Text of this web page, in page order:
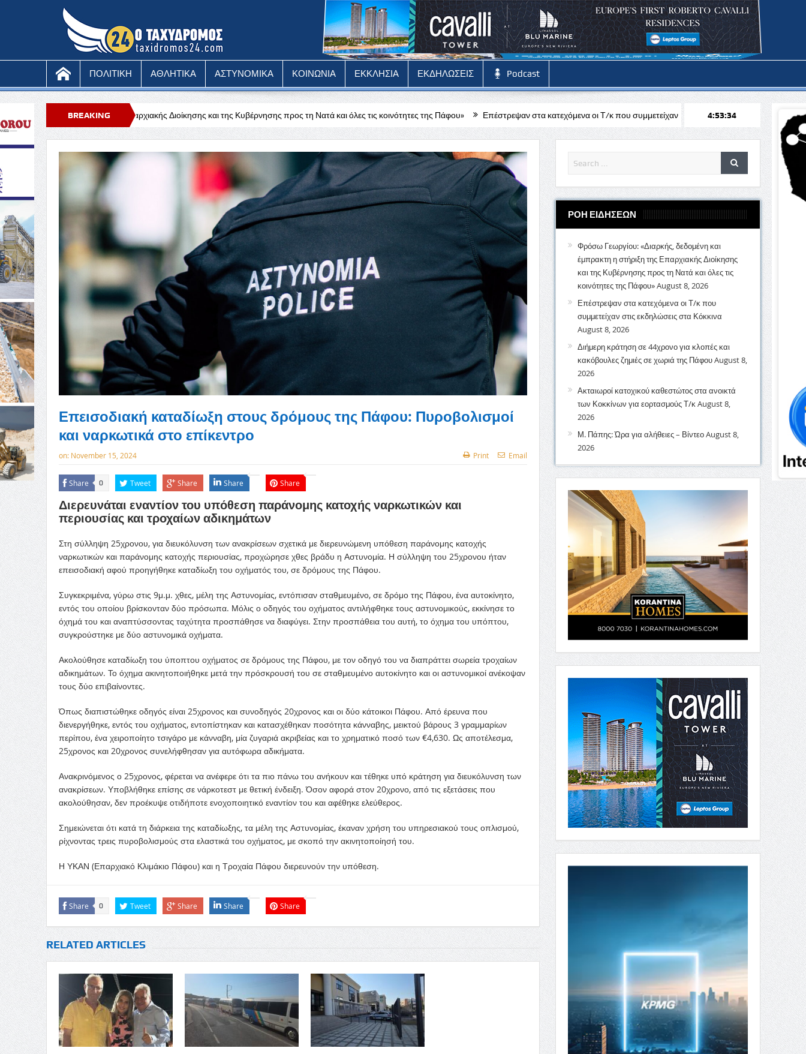
ΠΟΛΙΤΙΚΗ ΑΘΛΗΤΙΚΑ ΑΣΤΥΝΟΜΙΚΑ ΚΟΙΝΩΝΙΑ ΕΚΚΛΗΣΙΑ ΕΚΔΗΛΩΣΕΙΣ Podcast
BREAKING
NEWS
της Επαρχιακής Διοίκησης και της Κυβέρνησης προς τη Νατά και όλες τις κοινότητες της Πάφου» Επέστρεψαν στα κατεχόμενα οι Τ/κ που συμμετείχαν στις εκδηλώσεις στα Κόκκινα Διήμερη κράτηση
προειδοποίηση
4:53:36
Επεισοδιακή καταδίωξη στους δρόμους της Πάφου: Πυροβολισμοί
και ναρκωτικά στο επίκεντρο
on: November 15, 2024 Print Email
Share 0 Tweet Share Share Share
Διερευνάται εναντίον του υπόθεση παράνομης κατοχής ναρκωτικών και
περιουσίας και τροχαίων αδικημάτων
Στη σύλληψη 25χρονου, για διευκόλυνση των ανακρίσεων σχετικά με διερευνώμενη υπόθεση παράνομης κατοχής
ναρκωτικών και παράνομης κατοχής περιουσίας, προχώρησε χθες βράδυ η Αστυνομία. Η σύλληψη του 25χρονου ήταν
επεισοδιακή αφού προηγήθηκε καταδίωξη του οχήματός του, σε δρόμους της Πάφου.
Συγκεκριμένα, γύρω στις 9μ.μ. χθες, μέλη της Αστυνομίας, εντόπισαν σταθμευμένο, σε δρόμο της Πάφου, ένα αυτοκίνητο,
εντός του οποίου βρίσκονταν δύο πρόσωπα. Μόλις ο οδηγός του οχήματος αντιλήφθηκε τους αστυνομικούς, εκκίνησε το
όχημά του και αναπτύσσοντας ταχύτητα προσπάθησε να διαφύγει. Στην προσπάθεια του αυτή, το όχημα του υπόπτου,
συγκρούστηκε με δύο αστυνομικά οχήματα.
Ακολούθησε καταδίωξη του ύποπτου οχήματος σε δρόμους της Πάφου, με τον οδηγό του να διαπράττει σωρεία τροχαίων
αδικημάτων. Το όχημα ακινητοποιήθηκε μετά την πρόσκρουσή του σε σταθμευμένο αυτοκίνητο και οι αστυνομικοί ανέκοψαν
τους δύο επιβαίνοντες.
Όπως διαπιστώθηκε οδηγός είναι 25χρονος και συνοδηγός 20χρονος και οι δύο κάτοικοι Πάφου. Από έρευνα που
διενεργήθηκε, εντός του οχήματος, εντοπίστηκαν και κατασχέθηκαν ποσότητα κάνναβης, μεικτού βάρους 3 γραμμαρίων
περίπου, ένα χειροποίητο τσιγάρο με κάνναβη, μία ζυγαριά ακριβείας και το χρηματικό ποσό των €4,630. Ως αποτέλεσμα,
25χρονος και 20χρονος συνελήφθησαν για αυτόφωρα αδικήματα.
Ανακρινόμενος ο 25χρονος, φέρεται να ανέφερε ότι τα πιο πάνω του ανήκουν και τέθηκε υπό κράτηση για διευκόλυνση των
ανακρίσεων. Υποβλήθηκε επίσης σε νάρκοτεστ με θετική ένδειξη. Όσον αφορά στον 20χρονο, από τις εξετάσεις που
ακολούθησαν, δεν προέκυψε οτιδήποτε ενοχοποιητικό εναντίον του και αφέθηκε ελεύθερος.
Σημειώνεται ότι κατά τη διάρκεια της καταδίωξης, τα μέλη της Αστυνομίας, έκαναν χρήση του υπηρεσιακού τους οπλισμού,
ρίχνοντας τρεις πυροβολισμούς στα ελαστικά του οχήματος, με σκοπό την ακινητοποίησή του.
Η ΥΚΑΝ (Επαρχιακό Κλιμάκιο Πάφου) και η Τροχαία Πάφου διερευνούν την υπόθεση.
Share 0 Tweet Share Share Share
RELATED ARTICLES
ΡΟΗ ΕΙΔΗΣΕΩΝ
Φρόσω Γεωργίου: «Διαρκής, δεδομένη και
έμπρακτη η στήριξη της Επαρχιακής Διοίκησης
και της Κυβέρνησης προς τη Νατά και όλες τις
κοινότητες της Πάφου»August 8, 2026
Επέστρεψαν στα κατεχόμενα οι Τ/κ που
συμμετείχαν στις εκδηλώσεις στα Κόκκινα
August 8, 2026
Διήμερη κράτηση σε 44χρονο για κλοπές και
κακόβουλες ζημιές σε χωριά της ΠάφουAugust 8,
2026
Ακταιωροί κατοχικού καθεστώτος στα ανοικτά
των Κοκκίνων για εορτασμούς Τ/κAugust 8,
2026
Μ. Πάπης: Ώρα για αλήθειες – ΒίντεοAugust 8,
2026